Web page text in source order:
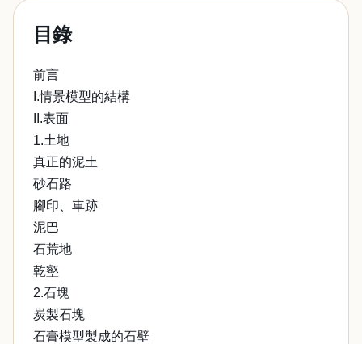
目錄
前言
I.情景模型的結構
II.表面
1.土地
真正的泥土
砂石路
腳印、車跡
泥巴
石荒地
乾壑
2.石塊
炭製石塊
石膏模型製成的石壁